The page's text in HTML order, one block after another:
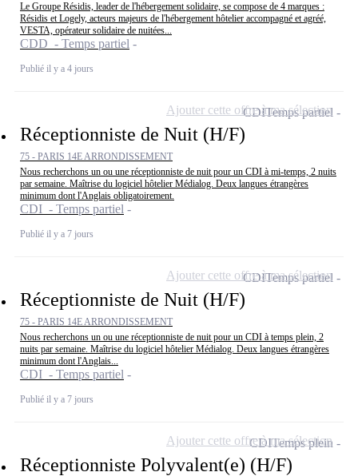
Le Groupe Résidis, leader de l'hébergement solidaire, se compose de 4 marques :
Résidis et Logely, acteurs majeurs de l'hébergement hôtelier accompagné et agréé,
VESTA, opérateur solidaire de nuitées...
CDD - Temps partiel
Publié il y a 4 jours
Réceptionniste de Nuit (H/F)
75 - PARIS 14E ARRONDISSEMENT
Nous recherchons un ou une réceptionniste de nuit pour un CDI à mi-temps, 2 nuits
par semaine. Maîtrise du logiciel hôtelier Médialog. Deux langues étrangères
minimum dont l'Anglais obligatoirement.
CDI - Temps partiel
Publié il y a 7 jours
CDITemps partiel
Ajouter cette offre à ma sélection
Réceptionniste de Nuit (H/F)
75 - PARIS 14E ARRONDISSEMENT
Nous recherchons un ou une réceptionniste de nuit pour un CDI à temps plein, 2
nuits par semaine. Maîtrise du logiciel hôtelier Médialog. Deux langues étrangères
minimum dont l'Anglais...
CDI - Temps partiel
Publié il y a 7 jours
CDITemps partiel
Ajouter cette offre à ma sélection
Réceptionniste Polyvalent(e) (H/F)
CDITemps plein
Ajouter cette offre à ma sélection